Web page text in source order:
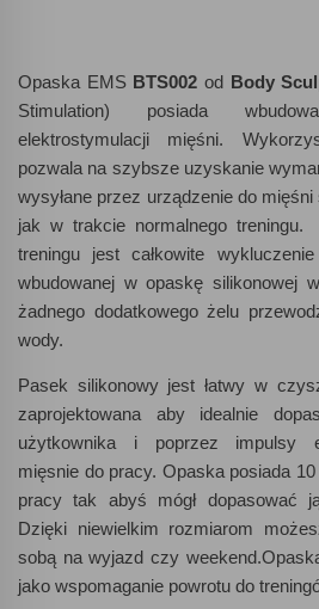
Opaska EMS BTS002 od Body
Stimulation) posiada
elektrostymulacji mięśni.
pozwala na szybsze uzyskanie
wysyłane przez urządzenie do
jak w trakcie normalnego treningu.
treningu jest całkowite
wbudowanej w opaskę silikonowej
żadnego dodatkowego żelu
wody.
Pasek silikonowy jest łatwy w
zaprojektowana aby idealnie
użytkownika i poprzez impulsy
mięsnie do pracy. Opaska posiada
pracy tak abyś mógł dopasować
Dzięki niewielkim rozmiarom
sobą na wyjazd czy
jako wspomaganie powrotu do